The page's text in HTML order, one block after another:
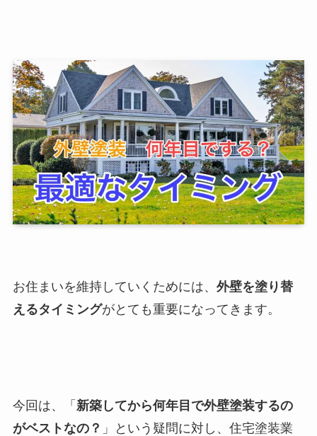
お住まいを維持していくためには、 外壁を塗り替
え るタイミングがとても重要になってきます。
今回は、「 新築してから何年目で外壁塗装するの
がベストなの？ 」という疑問に対し、住宅塗装業